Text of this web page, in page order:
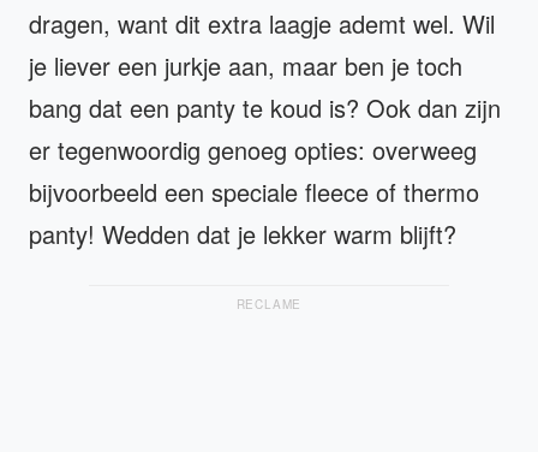
dragen, want dit extra laagje ademt wel. Wil
je liever een jurkje aan, maar ben je toch
bang dat een panty te koud is? Ook dan zijn
er tegenwoordig genoeg opties: overweeg
bijvoorbeeld een speciale fleece of thermo
panty! Wedden dat je lekker warm blijft?
RECLAME